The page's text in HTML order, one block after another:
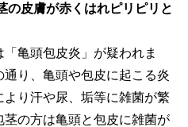
の皮膚が赤くはれピリピリと
亀頭包皮炎」が疑われま
り、亀頭や包皮に起こる炎
り汗や尿、垢等に雑菌が繁
の方は亀頭と包皮に雑菌が